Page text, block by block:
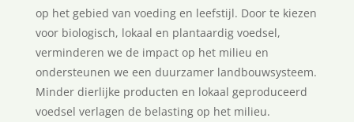
op het gebied van voeding en leefstijl. Door te kiezen
voor biologisch, lokaal en plantaardig voedsel,
verminderen we de impact op het milieu en
ondersteunen we een duurzamer landbouwsysteem.
Minder dierlijke producten en lokaal geproduceerd
voedsel verlagen de belasting op het milieu.